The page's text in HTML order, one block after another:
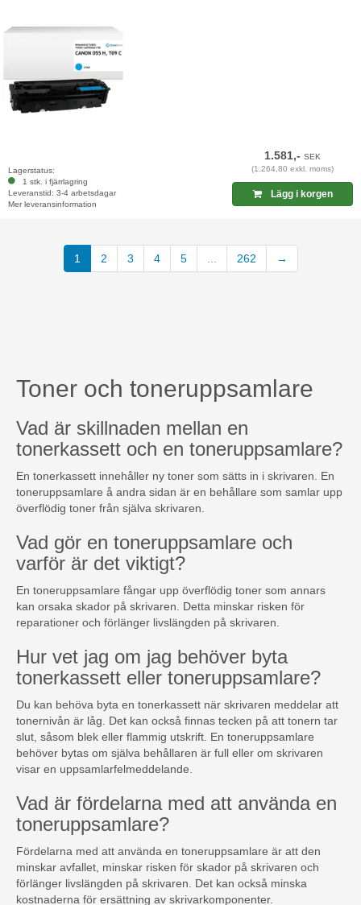
Lagerstatus:
1 stk. i fjärrlagring
Leveranstid: 3-4 arbetsdagar
Mer leveransinformation
1.581,-SEK
(1.264,80 exkl. moms)
Lägg i korgen
1 (current)
2 3 4 5 262 →
Toner och toneruppsamlare
Vad är skillnaden mellan en
tonerkassett och en toneruppsamlare?
En tonerkassett innehåller ny toner som sätts in i skrivaren. En
toneruppsamlare å andra sidan är en behållare som samlar upp
överflödig toner från själva skrivaren.
Vad gör en toneruppsamlare och
varför är det viktigt?
En toneruppsamlare fångar upp överflödig toner som annars
kan orsaka skador på skrivaren. Detta minskar risken för
reparationer och förlänger livslängden på skrivaren.
Hur vet jag om jag behöver byta
tonerkassett eller toneruppsamlare?
Du kan behöva byta en tonerkassett när skrivaren meddelar att
tonernivån är låg. Det kan också finnas tecken på att tonern tar
slut, såsom blek eller flammig utskrift. En toneruppsamlare
behöver bytas om själva behållaren är full eller om skrivaren
visar en uppsamlarfelmeddelande.
Vad är fördelarna med att använda en
toneruppsamlare?
Fördelarna med att använda en toneruppsamlare är att den
minskar avfallet, minskar risken för skador på skrivaren och
förlänger livslängden på skrivaren. Det kan också minska
kostnaderna för ersättning av skrivarkomponenter.